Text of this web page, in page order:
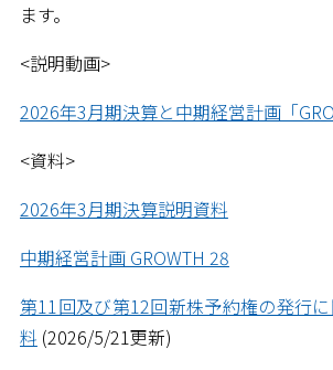
ます。
<説明動画>
2026年3月期決算と中期経営計画「
<資料>
2026年3月期決算説明資料
中期経営計画 GROWTH 28
第11回及び第12回新株予約権の発行
料 (2026/5/21更新)